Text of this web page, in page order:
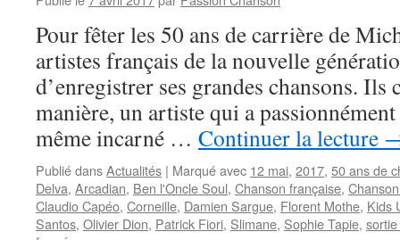
Pour fêter les 50 ans de carrière de
artistes français de la nouvelle
d’enregistrer ses grandes chansons. Ils
manière, un artiste qui a
même incarné … Continuer la lecture
Publié dansActualités | Marqué avec 12 mai, 2017, 50 ans de
Delva, Arcadian, Ben l'Oncle Soul, Chanson française,
Claudio Capéo, Corneille, Damien Sargue, Florent Mothe, Kids
Santos, Olivier Dion, Patrick Fiori, Slimane, Sophie Tapie,